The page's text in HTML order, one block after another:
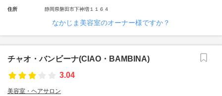
住所 静岡県磐田市下神増１１６４
なかじま美容室のオーナー様ですか？
チャオ・バンビーナ(CIAO・BAMBINA)
3.04
美容室・ヘアサロン